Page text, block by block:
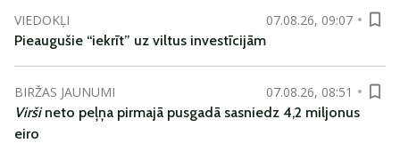
VIEDOKĻI
07.08.26, 09:07
Pieaugušie “iekrīt” uz viltus investīcijām
BIRŽAS JAUNUMI
07.08.26, 08:51
Viršineto peļņa pirmajā pusgadā sasniedz 4,2 miljonus
eiro